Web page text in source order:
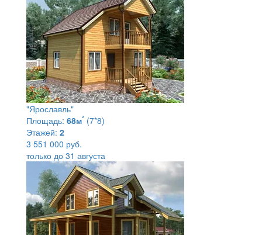
"Ярославль"
Площадь: 68м² (7*8)
Этажей: 2
3 551 000 руб.
только до 31 августа